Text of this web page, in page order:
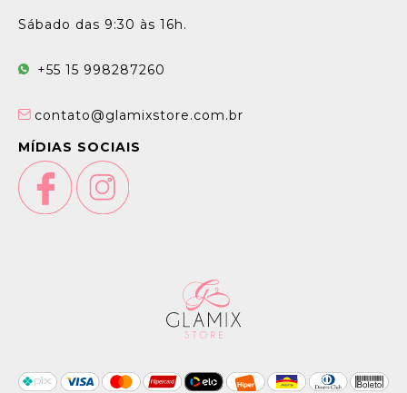
Sábado das 9:30 às 16h.
+55 15 998287260
contato@glamixstore.com.br
MÍDIAS SOCIAIS